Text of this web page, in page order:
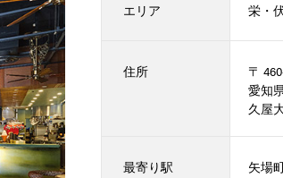
エリア 栄・
住所
〒
愛知
久屋
最寄り駅 矢場